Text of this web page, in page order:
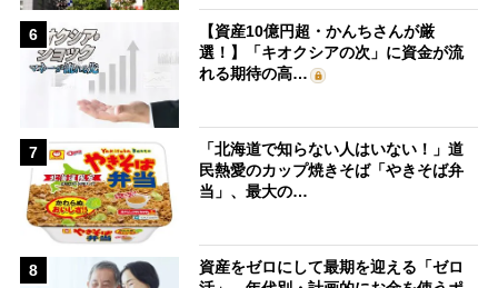
6
【資産10億円超・かんちさんが厳
選！】「キオクシアの次」に資金が流
れる期待の高…
7
「北海道で知らない人はいない！」道
民熱愛のカップ焼きそば「やきそば弁
当」、最大の…
8
資産をゼロにして最期を迎える「ゼロ